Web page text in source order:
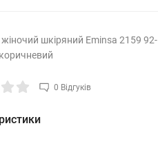
шкіряний Eminsa 2159 92-
0 Відгуків